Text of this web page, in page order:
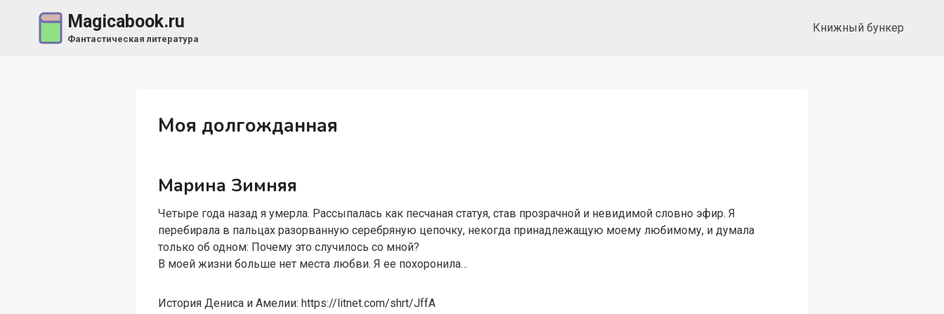
содержимому
Magicabook.ru
Фантастическая литература
Книжный бункер
Моя долгожданная
Марина Зимняя
Четыре года назад я умерла. Рассыпалась как песчаная статуя, став прозрачной и невидимой словно эфир. Я
перебирала в пальцах разорванную серебряную цепочку, некогда принадлежащую моему любимому, и думала
только об одном: Почему это случилось со мной?
В моей жизни больше нет места любви. Я ее похоронила…
История Дениса и Амелии: https://litnet.com/shrt/JffA